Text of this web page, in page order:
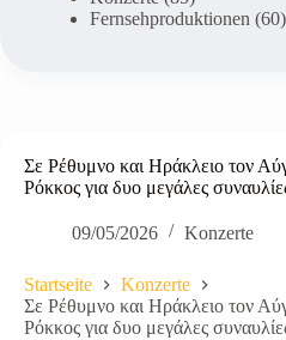
Σε Ρέθυμνο και Ηράκλειο τον
Ρόκκος για δυο μεγάλες
09/05/2026 Konzerte
Startseite
Konzerte
Σε Ρέθυμνο και Ηράκλειο τον
Ρόκκος για δυο μεγάλες
Fernsehproduktionen (60)